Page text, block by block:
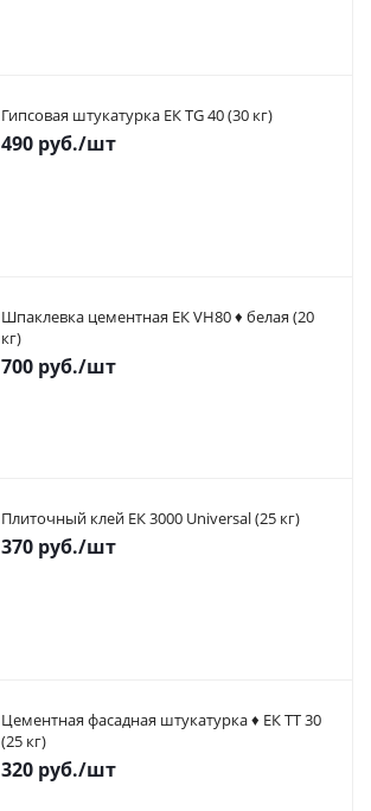
Гипсовая штукатурка ЕК TG 40 (30 кг)
490 руб./шт
Шпаклевка цементная ЕК VH80 ♦ белая (20
кг)
700 руб./шт
Плиточный клей ЕК 3000 Universal (25 кг)
370 руб./шт
Цементная фасадная штукатурка ♦ ЕК ТТ 30
(25 кг)
320 руб./шт